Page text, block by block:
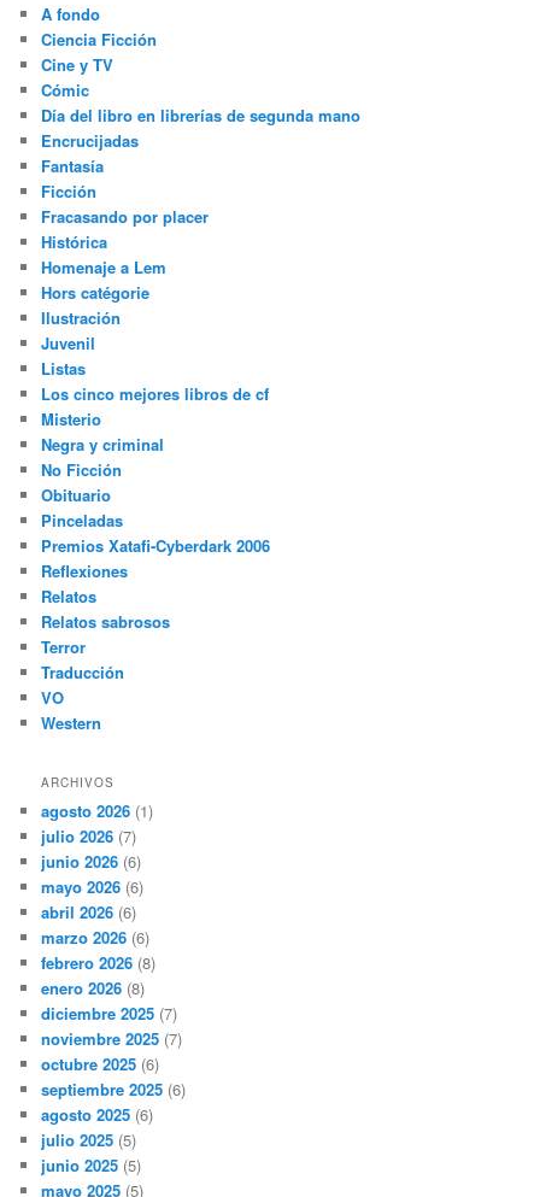
A fondo
Ciencia Ficción
Cine y TV
Cómic
Día del libro en librerías de segunda mano
Encrucijadas
Fantasía
Ficción
Fracasando por placer
Histórica
Homenaje a Lem
Hors catégorie
Ilustración
Juvenil
Listas
Los cinco mejores libros de cf
Misterio
Negra y criminal
No Ficción
Obituario
Pinceladas
Premios Xatafi-Cyberdark 2006
Reflexiones
Relatos
Relatos sabrosos
Terror
Traducción
VO
Western
ARCHIVOS
agosto 2026 (1)
julio 2026 (7)
junio 2026 (6)
mayo 2026 (6)
abril 2026 (6)
marzo 2026 (6)
febrero 2026 (8)
enero 2026 (8)
diciembre 2025 (7)
noviembre 2025 (7)
octubre 2025 (6)
septiembre 2025 (6)
agosto 2025 (6)
julio 2025 (5)
junio 2025 (5)
mayo 2025 (5)